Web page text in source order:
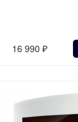
16 990 ₽